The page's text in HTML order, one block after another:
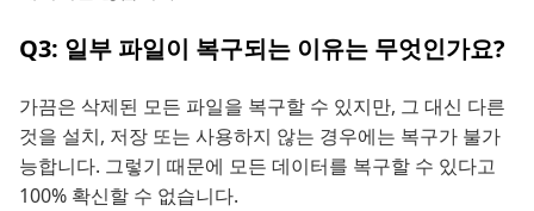
Q3: 일부 파일이 복구되는 이유는 무엇인가요?
가끔은 삭제된 모든 파일을 복구할 수 있지만, 그 대신 다른
것을 설치, 저장 또는 사용하지 않는 경우에는 복구가 불가
능합니다. 그렇기 때문에 모든 데이터를 복구할 수 있다고
100% 확신할 수 없습니다.